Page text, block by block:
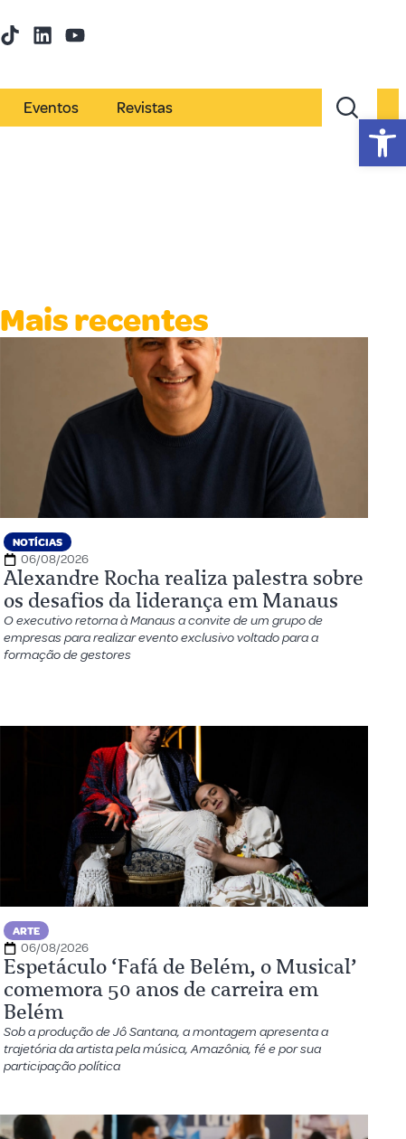
Eventos Revistas
Mais recentes
NOTÍCIAS
06/08/2026
Alexandre Rocha realiza palestra sobre
os desafios da liderança em Manaus
O executivo retorna à Manaus a convite de um grupo de
empresas para realizar evento exclusivo voltado para a
formação de gestores
ARTE
06/08/2026
Espetáculo ‘Fafá de Belém, o Musical’
comemora 50 anos de carreira em
Belém
Sob a produção de Jô Santana, a montagem apresenta a
trajetória da artista pela música, Amazônia, fé e por sua
participação política